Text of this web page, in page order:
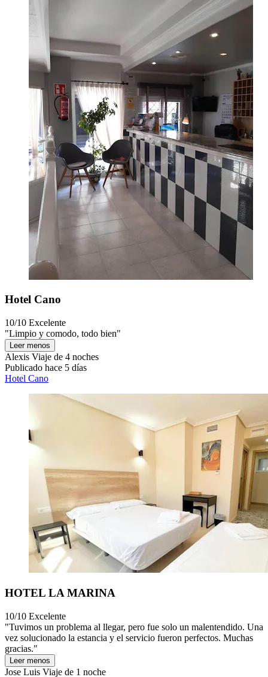
Hotel Cano
10/10 Excelente
"Limpio y comodo, todo bien"
Leer menos
Alexis Viaje de 4 noches
Publicado hace 5 días
Hotel Cano
HOTEL LA MARINA
10/10 Excelente
"Tuvimos un problema al llegar, pero fue solo un malentendido. Una
vez solucionado la estancia y el servicio fueron perfectos. Muchas
gracias."
Leer menos
Jose Luis Viaje de 1 noche